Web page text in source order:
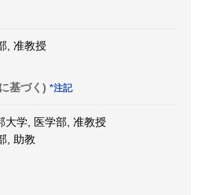
, 准教授
基づく) *注記
大学, 医学部, 准教授
, 助教